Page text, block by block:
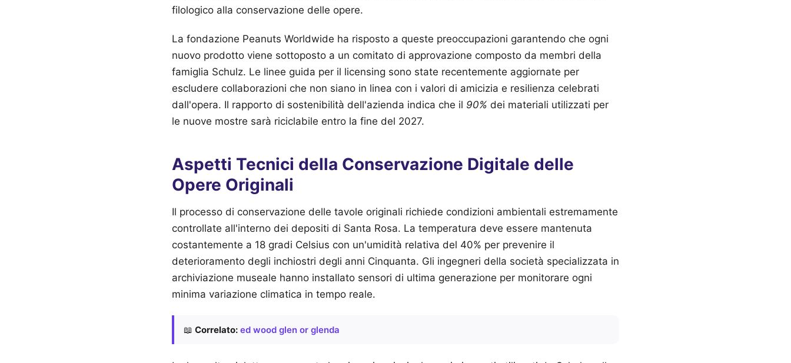
filologico alla conservazione delle opere.
La fondazione Peanuts Worldwide ha risposto a queste preoccupazioni garantendo che ogni
nuovo prodotto viene sottoposto a un comitato di approvazione composto da membri della
famiglia Schulz. Le linee guida per il licensing sono state recentemente aggiornate per
escludere collaborazioni che non siano in linea con i valori di amicizia e resilienza celebrati
dall'opera. Il rapporto di sostenibilità dell'azienda indica che il 90% dei materiali utilizzati per
le nuove mostre sarà riciclabile entro la fine del 2027.
Aspetti Tecnici della Conservazione Digitale delle
Opere Originali
Il processo di conservazione delle tavole originali richiede condizioni ambientali estremamente
controllate all'interno dei depositi di Santa Rosa. La temperatura deve essere mantenuta
costantemente a 18 gradi Celsius con un'umidità relativa del 40% per prevenire il
deterioramento degli inchiostri degli anni Cinquanta. Gli ingegneri della società specializzata in
archiviazione museale hanno installato sensori di ultima generazione per monitorare ogni
minima variazione climatica in tempo reale.
📖 Correlato: ed wood glen or glenda